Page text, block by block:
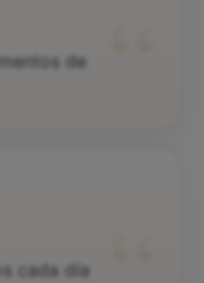
de
cada día